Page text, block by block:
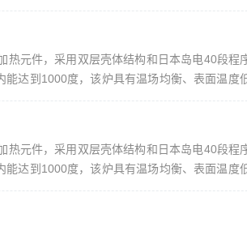
理想产品。控温仪表： 日本岛电（具有超温、
元件，采用双层壳体结构和日本岛电40段程
达到1000度，该炉具有温场均衡、表面温度
的理想产品。控温仪表： 日本岛电（具有超温
元件，采用双层壳体结构和日本岛电40段程
达到1000度，该炉具有温场均衡、表面温度
的理想产品。控温仪表： 日本岛电（具有超温